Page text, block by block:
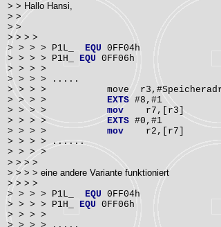
> > Hallo Hansi,
> >
> >
> > > >
> > > > P1L_ EQU 0FF04h
> > > > P1H_ EQU 0FF06h
> > > >
> > > > .....
> > > > move
> > > > EXTS #8,#1
> > > > mov
> > > > EXTS #0,#1
> > > > mov
> > > > ......
> > > >
> > > >
> > > > eine andere Variante funktioniert
> > > >
> > > > P1L_ EQU 0FF04h
> > > > P1H_ EQU 0FF06h
> > > >